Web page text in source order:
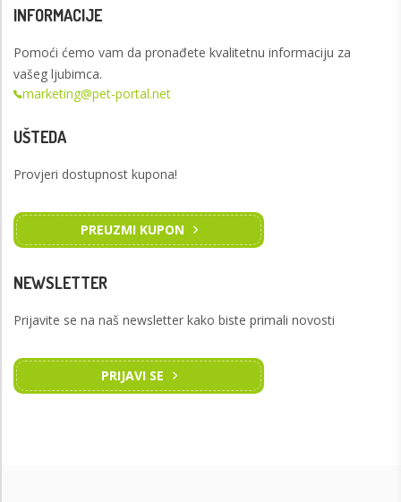
INFORMACIJE
Pomoći ćemo vam da pronađete kvalitetnu informaciju za
vašeg ljubimca.
marketing@pet-portal.net
UŠTEDA
Provjeri dostupnost kupona!
PREUZMI KUPON
NEWSLETTER
Prijavite se na naš newsletter kako biste primali novosti
PRIJAVI SE